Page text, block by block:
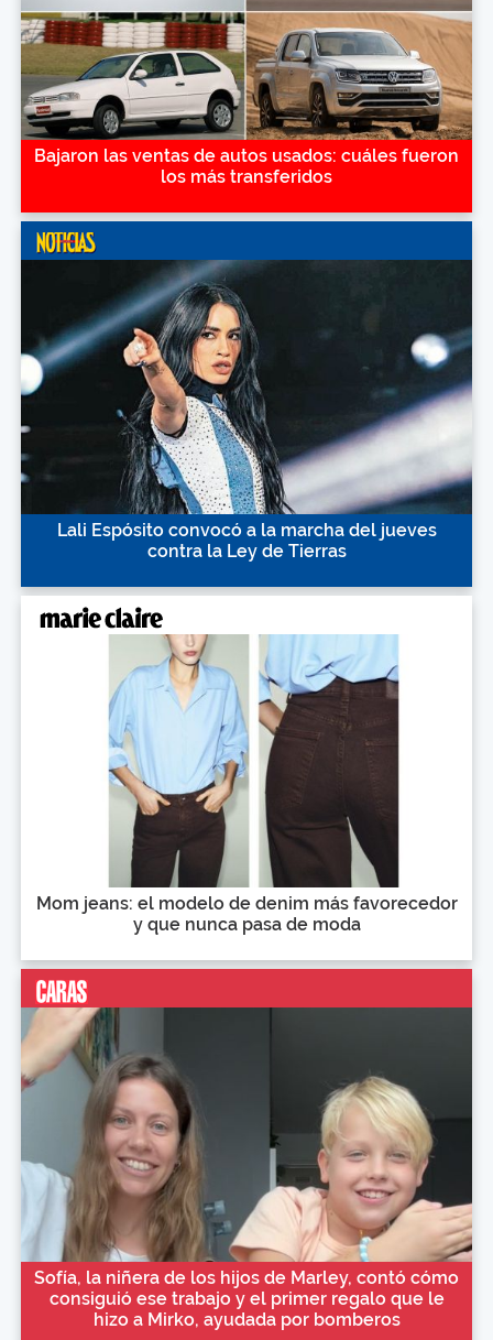
Bajaron las ventas de autos usados: cuáles fueron
los más transferidos
Lali Espósito convocó a la marcha del jueves
contra la Ley de Tierras
Mom jeans: el modelo de denim más favorecedor
y que nunca pasa de moda
Sofía, la niñera de los hijos de Marley, contó cómo
consiguió ese trabajo y el primer regalo que le
hizo a Mirko, ayudada por bomberos